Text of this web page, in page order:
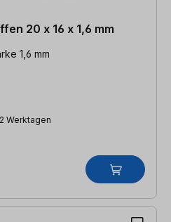
20 x 16 x 1,6 mm
1,6 mm
Werktagen